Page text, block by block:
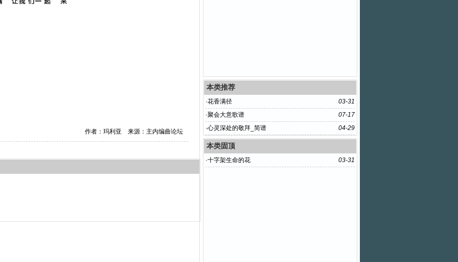
作者：玛利亚 来源：主内编曲论坛
本类推荐
03-31
·花香满径
07-17
·聚会大意歌谱
04-29
·心灵深处的敬拜_简谱
本类固顶
03-31
·十字架生命的花